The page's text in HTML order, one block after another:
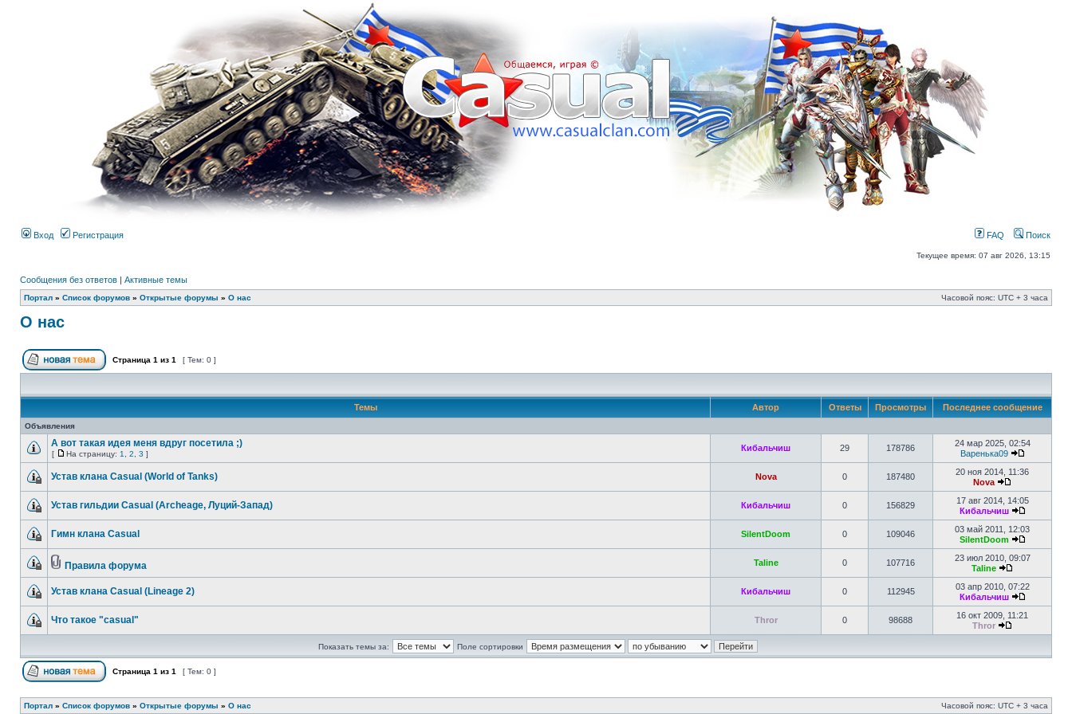
Вход Регистрация FAQ Поиск
Текущее время: 07 авг 2026, 13:15
Сообщения без ответов | Активные темы
Портал » Список форумов » Открытые форумы » О нас Часовой пояс: UTC + 3 часа
О нас
Страница 1 из 1 [ Тем: 0 ]
Темы Автор Ответы Просмотры Последнее сообщение
Объявления
А вот такая идея меня вдруг посетила ;)
[ На страницу: 1 2 3 ]
Кибальчиш 29 178786
24 мар 2025, 02:54
Варенька09
Устав клана Casual (World of Tanks) Nova 0 187480
20 ноя 2014, 11:36
Nova
Устав гильдии Casual (Archeage, Луций-Запад) Кибальчиш 0 156829
17 авг 2014, 14:05
Кибальчиш
Гимн клана Casual SilentDoom 0 109046
03 май 2011, 12:03
SilentDoom
Правила форума Taline 0 107716
23 июл 2010, 09:07
Taline
Устав клана Casual (Lineage 2) Кибальчиш 0 112945
03 апр 2010, 07:22
Кибальчиш
Что такое "casual" Thror 0 98688
16 окт 2009, 11:21
Thror
Показать темы за: Поле сортировки
Страница 1 из 1 [ Тем: 0 ]
Портал » Список форумов » Открытые форумы » О нас Часовой пояс: UTC + 3 часа